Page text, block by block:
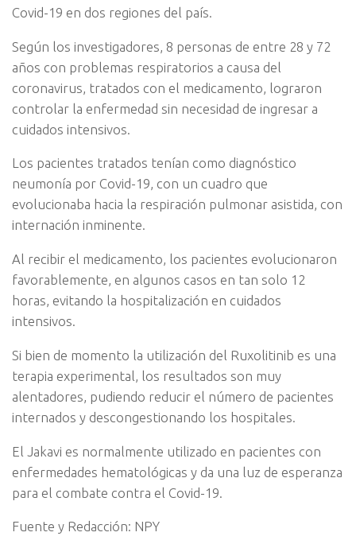
Covid-19 en dos regiones del país.
Según los investigadores, 8 personas de entre 28 y 72
años con problemas respiratorios a causa del
coronavirus, tratados con el medicamento, lograron
controlar la enfermedad sin necesidad de ingresar a
cuidados intensivos.
Los pacientes tratados tenían como diagnóstico
neumonía por Covid-19, con un cuadro que
evolucionaba hacia la respiración pulmonar asistida, con
internación inminente.
Al recibir el medicamento, los pacientes evolucionaron
favorablemente, en algunos casos en tan solo 12
horas, evitando la hospitalización en cuidados
intensivos.
Si bien de momento la utilización del Ruxolitinib es una
terapia experimental, los resultados son muy
alentadores, pudiendo reducir el número de pacientes
internados y descongestionando los hospitales.
El Jakavi es normalmente utilizado en pacientes con
enfermedades hematológicas y da una luz de esperanza
para el combate contra el Covid-19.
Fuente y Redacción: NPY